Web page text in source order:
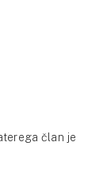
član je